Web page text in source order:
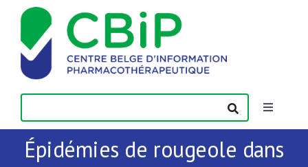
Passer
contenu
Toggle
Actualités
Épidémies de rougeole dans